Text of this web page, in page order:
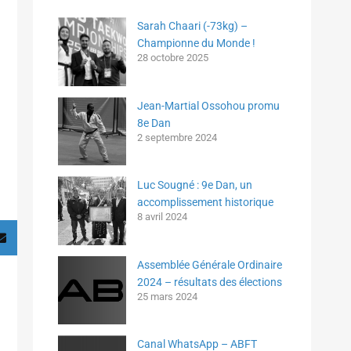
Sarah Chaari (-73kg) –
Championne du Monde !
28 octobre 2025
Jean-Martial Ossohou promu
8e Dan
2 septembre 2024
Luc Sougné : 9e Dan, un
accomplissement historique
8 avril 2024
Assemblée Générale Ordinaire
2024 – résultats des élections
25 mars 2024
Canal WhatsApp – ABFT